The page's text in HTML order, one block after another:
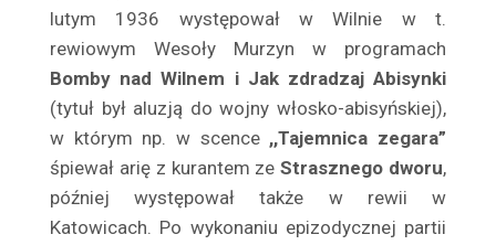
Belina Anna
Bełkowska Halina
Belska Klara
Belski Stanisław
Benda Karol
Bender Edward
Benita Ina
lutym 1936 występował w Wilnie w t.
rewiowym Wesoły Murzyn w programach
Bomby nad Wilnem i Jak zdradzaj Abisynki
(tytuł był aluzją do wojny włosko-abisyńskiej),
w którym np. w scence ,,Tajemnica zegara”
śpiewał arię z kurantem zeStrasznego dworu,
później występował także w rewii w
Katowicach. Po wykonaniu epizodycznej partii